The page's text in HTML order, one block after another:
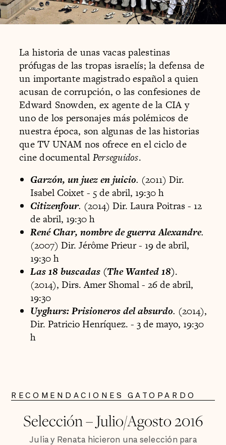
La historia de unas vacas palestinas
prófugas de las tropas israelís; la defensa de
un importante magistrado español a quien
acusan de corrupción, o las confesiones de
Edward Snowden, ex agente de la CIA y
uno de los personajes más polémicos de
nuestra época, son algunas de las historias
que TV UNAM nos ofrece en el ciclo de
cine documental Perseguidos.
Garzón, un juez en juicio. (2011) Dir.
Isabel Coixet - 5 de abril, 19:30 h
Citizenfour. (2014) Dir. Laura Poitras - 12
de abril, 19:30 h
René Char, nombre de guerra Alexandre.
(2007) Dir. Jérôme Prieur - 19 de abril,
19:30 h
Las 18 buscadas(The Wanted 18).
(2014), Dirs. Amer Shomal - 26 de abril,
19:30
Uyghurs: Prisioneros del absurdo. (2014),
Dir. Patricio Henríquez. - 3 de mayo, 19:30
h
RECOMENDACIONES GATOPARDO
Selección – Julio/Agosto 2016
Julia y Renata hicieron una selección para